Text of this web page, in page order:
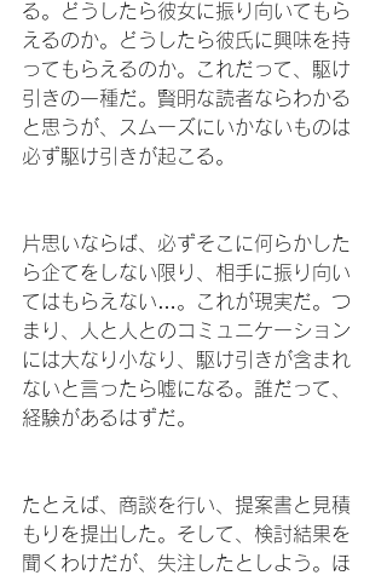
る。どうしたら彼女に振り向いてもら
えるのか。どうしたら彼氏に興味を持
ってもらえるのか。これだって、駆け
引きの一種だ。賢明な読者ならわかる
と思うが、スムーズにいかないものは
必ず駆け引きが起こる。
片思いならば、必ずそこに何らかした
ら企てをしない限り、相手に振り向い
てはもらえない…。これが現実だ。つ
まり、人と人とのコミュニケーション
には大なり小なり、駆け引きが含まれ
ないと言ったら嘘になる。誰だって、
経験があるはずだ。
たとえば、商談を行い、提案書と見積
もりを提出した。そして、検討結果を
聞くわけだが、失注したとしよう。ほ